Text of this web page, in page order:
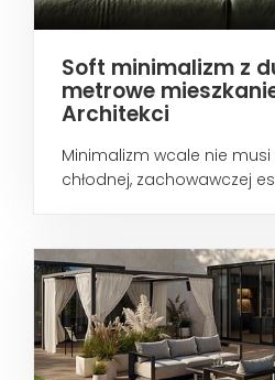
Soft minimalizm z
metrowe
Architekci
Minimalizm wcale nie
chłodnej, zachowawczej